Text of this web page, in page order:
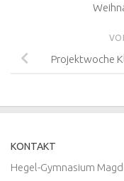
Projektwoche
KONTAKT
Hegel-Gymnasium